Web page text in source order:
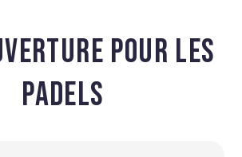
POUR LES
PADELS